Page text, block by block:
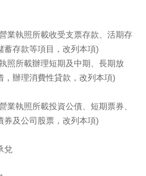
業執照所載收受支票存款、活期存
蓄存款等項目，改列本項)
照所載辦理短期及中期、長期放
，辦理消費性貸款，改列本項)
業執照所載投資公債、短期票券、
券及公司股票，改列本項)
兌